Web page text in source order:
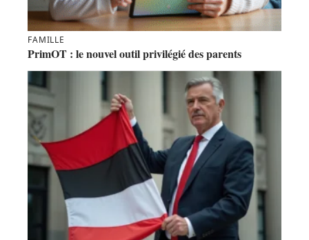
FAMILLE
PrimOT : le nouvel outil privilégié des parents